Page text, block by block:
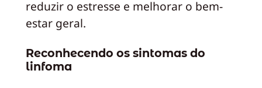
reduzir o estresse e melhorar o bem-
estar geral.
Reconhecendo os sintomas do
linfoma